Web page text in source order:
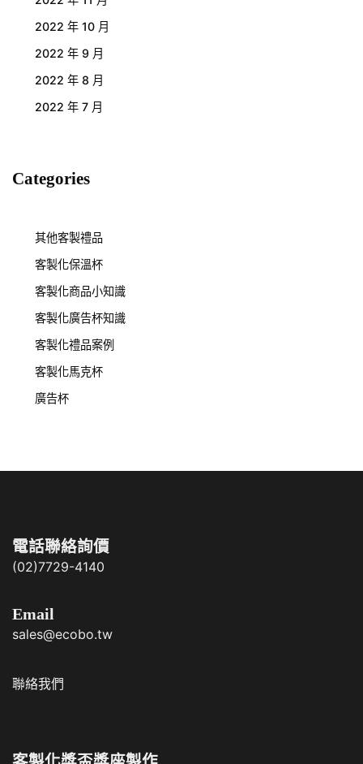
2022 年 10 月
2022 年 9 月
2022 年 8 月
2022 年 7 月
Categories
其他客製禮品
客製化保溫杯
客製化商品小知識
客製化廣告杯知識
客製化禮品案例
客製化馬克杯
廣告杯
電話聯絡詢價
(02)7729-4140
Email
sales@ecobo.tw
聯絡我們